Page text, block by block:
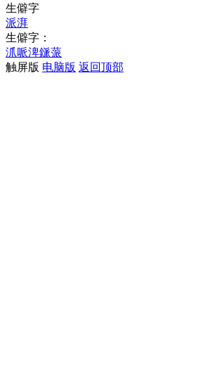
生僻字
派湃
生僻字：
沠哌渒鎃蒎
触屏版 电脑版 返回顶部